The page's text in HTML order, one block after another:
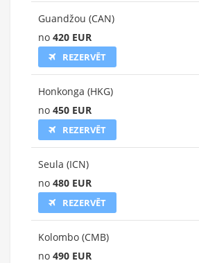
Guandžou (CAN)
no 420 EUR
REZERVĒT
Honkonga (HKG)
no 450 EUR
REZERVĒT
Seula (ICN)
no 480 EUR
REZERVĒT
Kolombo (CMB)
no 490 EUR